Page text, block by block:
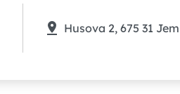
Husova 2, 675 31